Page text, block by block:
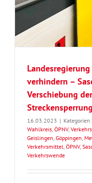
verhindern –
Verschiebung
16.03.2023 | Kategorien:
Wahlkreis ÖPNV,
Geislingen Göppingen
Verkehrsmittel ÖPNV,
Verkehrswende